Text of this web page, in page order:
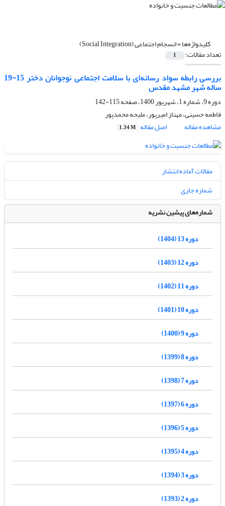
کلیدواژه‌ها =انسجام اجتماعی (Social Integration)
تعداد مقالات: 1
بررسی رابطه سواد رسانه‌ای با سلامت اجتماعی نوجوانان دختر 15-19
ساله شهر مشهد مقدس
دوره 9، شماره 1، شهریور 1400، صفحه
115-142
فاطمه حسینی، مهناز امیرپور، ملیحه محمدپور
مشاهده مقاله
اصل مقاله 1.34 M
مقالات آماده انتشار
شماره جاری
شماره‌های پیشین نشریه
دوره 13 (1404)
دوره 12 (1403)
دوره 11 (1402)
دوره 10 (1401)
دوره 9 (1400)
دوره 8 (1399)
دوره 7 (1398)
دوره 6 (1397)
دوره 5 (1396)
دوره 4 (1395)
دوره 3 (1394)
دوره 2 (1393)